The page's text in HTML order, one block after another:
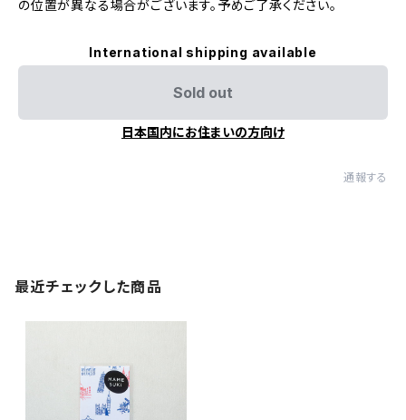
の位置が異なる場合がございます。予めご了承ください。
International shipping available
Sold out
日本国内にお住まいの方向け
通報する
最近チェックした商品